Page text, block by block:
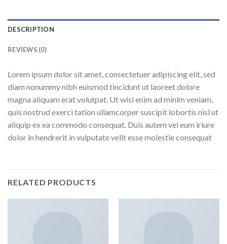
DESCRIPTION
REVIEWS (0)
Lorem ipsum dolor sit amet, consectetuer adipiscing elit, sed
diam nonummy nibh euismod tincidunt ut laoreet dolore
magna aliquam erat volutpat. Ut wisi enim ad minim veniam,
quis nostrud exerci tation ullamcorper suscipit lobortis nisl ut
aliquip ex ea commodo consequat. Duis autem vel eum iriure
dolor in hendrerit in vulputate velit esse molestie consequat
RELATED PRODUCTS